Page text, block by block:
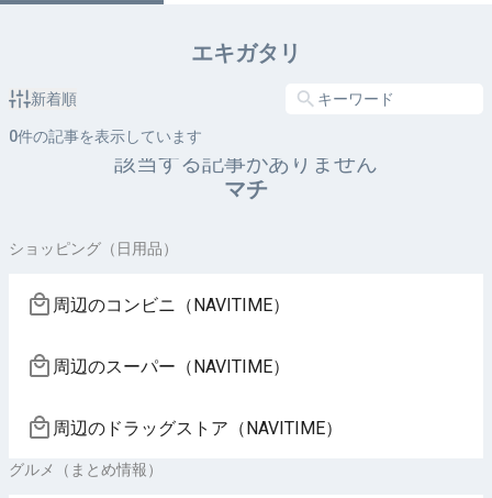
エキガタリ
新着順
0件の記事を表示しています
該当する記事がありません
マチ
ショッピング（日用品）
周辺のコンビニ（NAVITIME）
周辺のスーパー（NAVITIME）
周辺のドラッグストア（NAVITIME）
グルメ（まとめ情報）